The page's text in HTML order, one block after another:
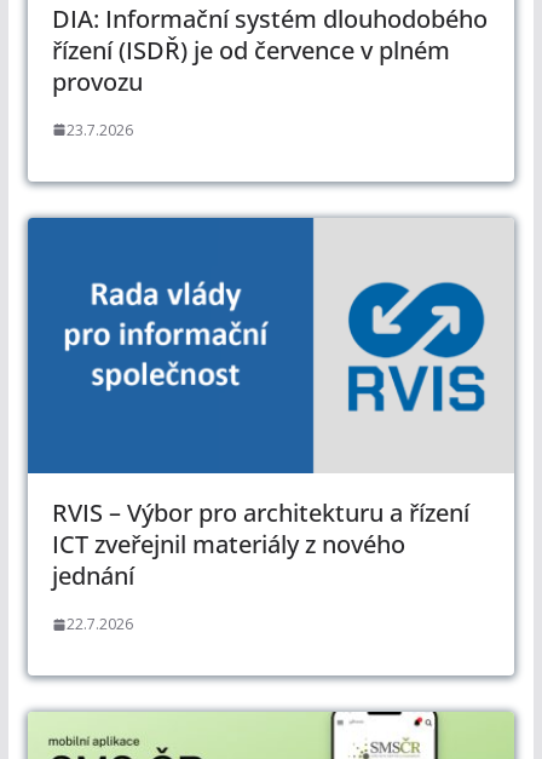
DIA: Informační systém dlouhodobého
řízení (ISDŘ) je od července v plném
provozu
23.7.2026
RVIS – Výbor pro architekturu a řízení
ICT zveřejnil materiály z nového
jednání
22.7.2026